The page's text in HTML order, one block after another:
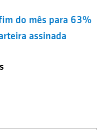
do mês para 63%
assinada